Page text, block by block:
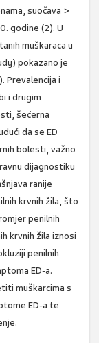
suočava >
godine (2). U
muškaraca u
pokazano je
Prevalencija i
i drugim
šećerna
da se ED
bolesti, važno
dijagnostiku
ranije
krvnih žila, što
penilnih
krvnih žila iznosi
penilnih
ED-a.
muškarcima s
ED-a te